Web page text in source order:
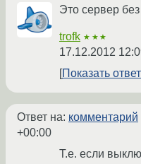
Это сервер
trofk ★★★
17.12.2012
Показать
Ответ на: комментарий
+00:00
Т.е. если